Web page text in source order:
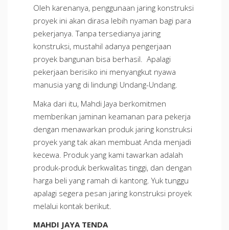
Oleh karenanya, penggunaan jaring konstruksi
proyek ini akan dirasa lebih nyaman bagi para
pekerjanya. Tanpa tersedianya jaring
konstruksi, mustahil adanya pengerjaan
proyek bangunan bisa berhasil. Apalagi
pekerjaan berisiko ini menyangkut nyawa
manusia yang di lindungi Undang-Undang.
Maka dari itu, Mahdi Jaya berkomitmen
memberikan jaminan keamanan para pekerja
dengan menawarkan produk jaring konstruksi
proyek yang tak akan membuat Anda menjadi
kecewa. Produk yang kami tawarkan adalah
produk-produk berkwalitas tinggi, dan dengan
harga beli yang ramah di kantong. Yuk tunggu
apalagi segera pesan jaring konstruksi proyek
melalui kontak berikut.
MAHDI JAYA TENDA